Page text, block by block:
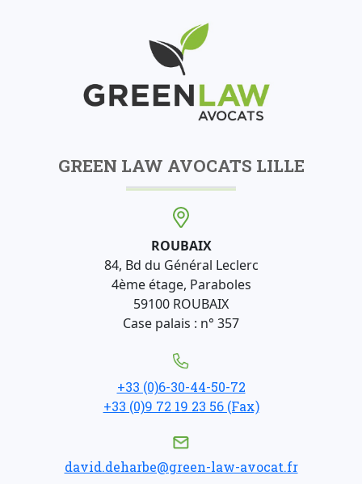
GREEN LAW AVOCATS LILLE
ROUBAIX
84, Bd du Général Leclerc
4ème étage, Paraboles
59100 ROUBAIX
Case palais : n° 357
+33 (0)6-30-44-50-72
+33 (0)9 72 19 23 56 (Fax)
david.deharbe@green-law-avocat.fr